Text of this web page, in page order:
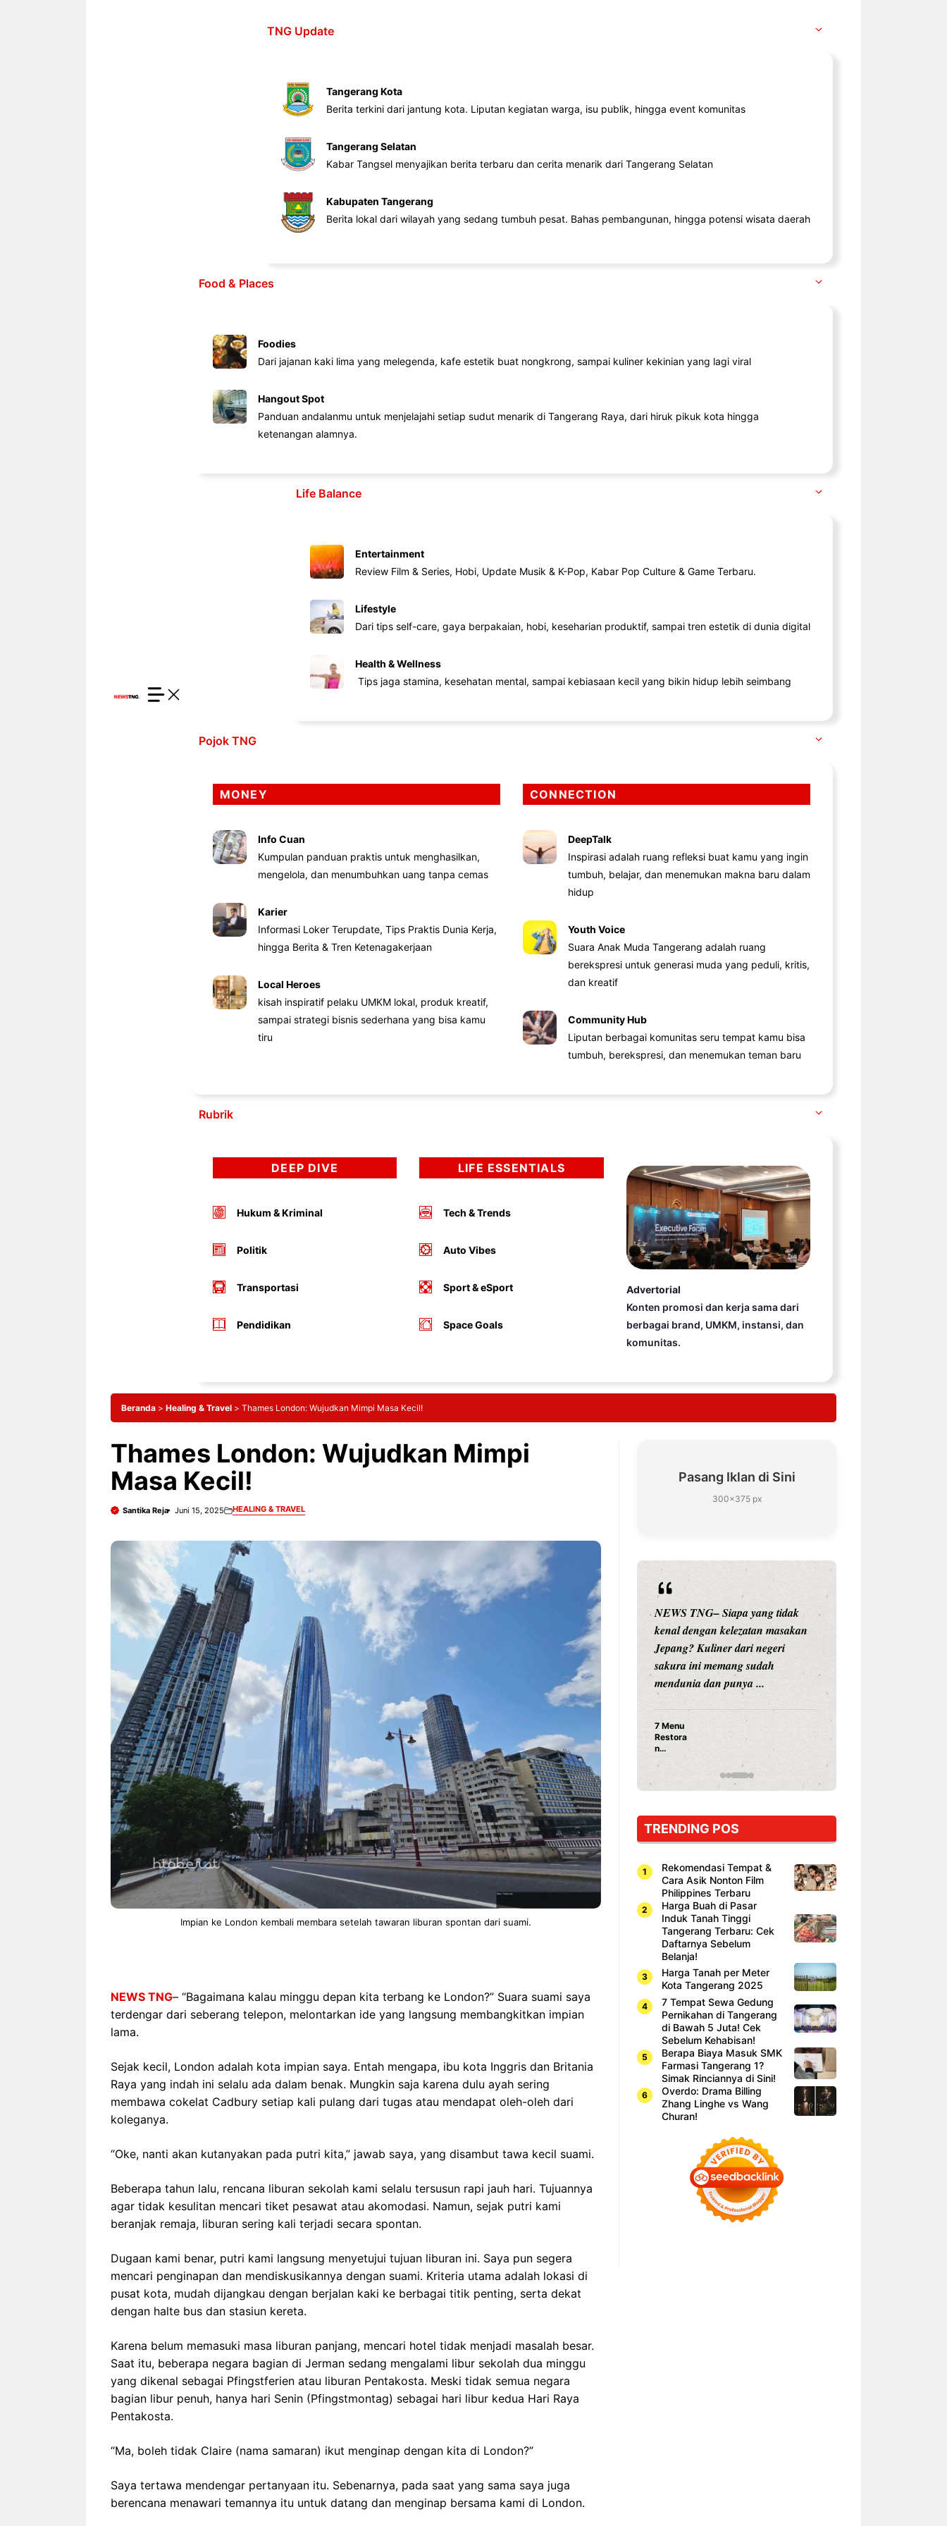
TNG Update
Tangerang Kota
Berita terkini dari jantung kota. Liputan kegiatan warga, isu publik, hingga event komunitas
Tangerang Selatan
Kabar Tangsel menyajikan berita terbaru dan cerita menarik dari Tangerang Selatan
Kabupaten Tangerang
Berita lokal dari wilayah yang sedang tumbuh pesat. Bahas pembangunan, hingga potensi wisata daerah
Food & Places
Foodies
Dari jajanan kaki lima yang melegenda, kafe estetik buat nongkrong, sampai kuliner kekinian yang lagi viral
Hangout Spot
Panduan andalanmu untuk menjelajahi setiap sudut menarik di Tangerang Raya, dari hiruk pikuk kota hingga
ketenangan alamnya.
Life Balance
Entertainment
Review Film & Series, Hobi, Update Musik & K-Pop, Kabar Pop Culture & Game Terbaru.
Lifestyle
Dari tips self-care, gaya berpakaian, hobi, keseharian produktif, sampai tren estetik di dunia digital
Health & Wellness
Tips jaga stamina, kesehatan mental, sampai kebiasaan kecil yang bikin hidup lebih seimbang
Pojok TNG
MONEY
Info Cuan
Kumpulan panduan praktis untuk menghasilkan,
mengelola, dan menumbuhkan uang tanpa cemas
Karier
Informasi Loker Terupdate, Tips Praktis Dunia Kerja,
hingga Berita & Tren Ketenagakerjaan
Local Heroes
kisah inspiratif pelaku UMKM lokal, produk kreatif,
sampai strategi bisnis sederhana yang bisa kamu
tiru
CONNECTION
DeepTalk
Inspirasi adalah ruang refleksi buat kamu yang ingin
tumbuh, belajar, dan menemukan makna baru dalam
hidup
Youth Voice
Suara Anak Muda Tangerang adalah ruang
berekspresi untuk generasi muda yang peduli, kritis,
dan kreatif
Community Hub
Liputan berbagai komunitas seru tempat kamu bisa
tumbuh, berekspresi, dan menemukan teman baru
Rubrik
DEEP DIVE
Hukum & Kriminal
Politik
Transportasi
Pendidikan
LIFE ESSENTIALS
Tech & Trends
Auto Vibes
Sport & eSport
Space Goals
Advertorial
Konten promosi dan kerja sama dari
berbagai brand, UMKM, instansi, dan
komunitas.
Beranda > Healing & Travel > Thames London: Wujudkan Mimpi Masa Kecil!
Thames London: Wujudkan Mimpi
Masa Kecil!
Santika Reja Juni 15, 2025 HEALING & TRAVEL
Impian ke London kembali membara setelah tawaran liburan spontan dari suami.
NEWS TNG– “Bagaimana kalau minggu depan kita terbang ke London?” Suara suami saya
terdengar dari seberang telepon, melontarkan ide yang langsung membangkitkan impian
lama.
Sejak kecil, London adalah kota impian saya. Entah mengapa, ibu kota Inggris dan Britania
Raya yang indah ini selalu ada dalam benak. Mungkin saja karena dulu ayah sering
membawa cokelat Cadbury setiap kali pulang dari tugas atau mendapat oleh-oleh dari
koleganya.
“Oke, nanti akan kutanyakan pada putri kita,” jawab saya, yang disambut tawa kecil suami.
Beberapa tahun lalu, rencana liburan sekolah kami selalu tersusun rapi jauh hari. Tujuannya
agar tidak kesulitan mencari tiket pesawat atau akomodasi. Namun, sejak putri kami
beranjak remaja, liburan sering kali terjadi secara spontan.
Dugaan kami benar, putri kami langsung menyetujui tujuan liburan ini. Saya pun segera
mencari penginapan dan mendiskusikannya dengan suami. Kriteria utama adalah lokasi di
pusat kota, mudah dijangkau dengan berjalan kaki ke berbagai titik penting, serta dekat
dengan halte bus dan stasiun kereta.
Karena belum memasuki masa liburan panjang, mencari hotel tidak menjadi masalah besar.
Saat itu, beberapa negara bagian di Jerman sedang mengalami libur sekolah dua minggu
yang dikenal sebagai Pfingstferien atau liburan Pentakosta. Meski tidak semua negara
bagian libur penuh, hanya hari Senin (Pfingstmontag) sebagai hari libur kedua Hari Raya
Pentakosta.
“Ma, boleh tidak Claire (nama samaran) ikut menginap dengan kita di London?”
Saya tertawa mendengar pertanyaan itu. Sebenarnya, pada saat yang sama saya juga
berencana menawari temannya itu untuk datang dan menginap bersama kami di London.
Pasang Iklan di Sini
300×375 px
NEWS TNG– Siapa sangka, dua
nama besar di dunia hiburan,
Nunung Srimulat dan Vicky
Prasetyo, kini merambah dunia
kuliner dengan ...
Nunung Srimulat & Vicky
Prasetyo Buka Restoran
Ayam Panggang! Cuma Rp
15 Ribu, Resep Rahasia
Mami Bikin Nagih!
NEWS TNG– Bandung –
Menyambut pergantian tahun
2026, restoran all you can eat
Kakkoii All You Can Eat Bandung
menghadirkan ...
Sambut 2026, Kakkoii
Bandung Hadirkan Pesta All
You Can Eat Mulai Rp
145.000
NEWS TNG– Pernah gak sih
kamu mulai ngerjain sesuatu cuma
buat iseng-iseng, eh ternyata malah
TUM_ATUL yang Ubah
Hampers Jadi Bisnis Kece
NEWS TNG– Siapa yang tidak
kenal dengan kelezatan masakan
Jepang? Kuliner dari negeri
sakura ini memang sudah
mendunia dan punya ...
7 Menu
Restora
n
yang
Dicoba,
Cuma
Sushi!
TRENDING POS
Rekomendasi Tempat &
Cara Asik Nonton Film
Philippines Terbaru
Harga Buah di Pasar
Induk Tanah Tinggi
Tangerang Terbaru: Cek
Daftarnya Sebelum
Belanja!
Harga Tanah per Meter
Kota Tangerang 2025
7 Tempat Sewa Gedung
Pernikahan di Tangerang
di Bawah 5 Juta! Cek
Sebelum Kehabisan!
Berapa Biaya Masuk SMK
Farmasi Tangerang 1?
Simak Rinciannya di Sini!
Overdo: Drama Billing
Zhang Linghe vs Wang
Churan!